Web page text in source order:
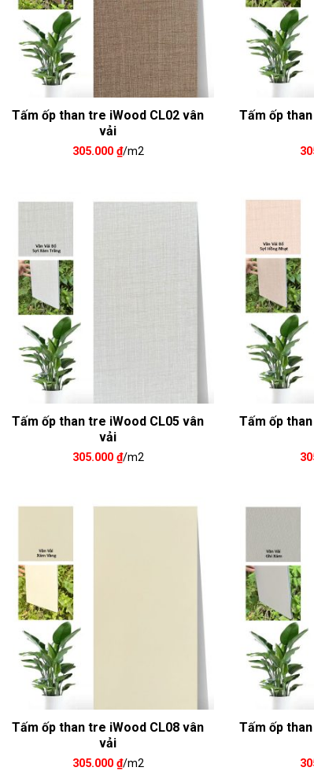
Tấm ốp than tre iWood CL02 vân
vải
305.000 ₫/m2
Tấm ốp
Tấm ốp than tre iWood CL05 vân
vải
305.000 ₫/m2
Tấm ốp
Tấm ốp than tre iWood CL08 vân
vải
305.000 ₫/m2
Tấm ốp